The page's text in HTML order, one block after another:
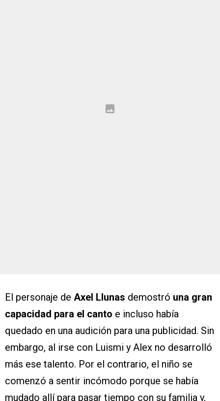
El personaje de Axel Llunas demostró una gran
capacidad para el canto e incluso había
quedado en una audición para una publicidad. Sin
embargo, al irse con Luismi y Alex no desarrolló
más ese talento. Por el contrario, el niño se
comenzó a sentir incómodo porque se había
mudado allí para pasar tiempo con su familia y,